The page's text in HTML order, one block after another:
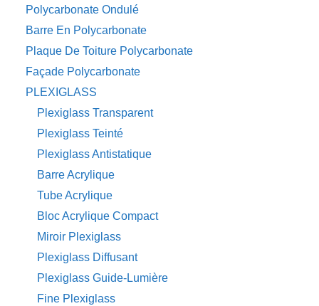
Polycarbonate Ondulé
Barre En Polycarbonate
Plaque De Toiture Polycarbonate
Façade Polycarbonate
PLEXIGLASS
Plexiglass Transparent
Plexiglass Teinté
Plexiglass Antistatique
Barre Acrylique
Tube Acrylique
Bloc Acrylique Compact
Miroir Plexiglass
Plexiglass Diffusant
Plexiglass Guide-Lumière
Fine Plexiglass